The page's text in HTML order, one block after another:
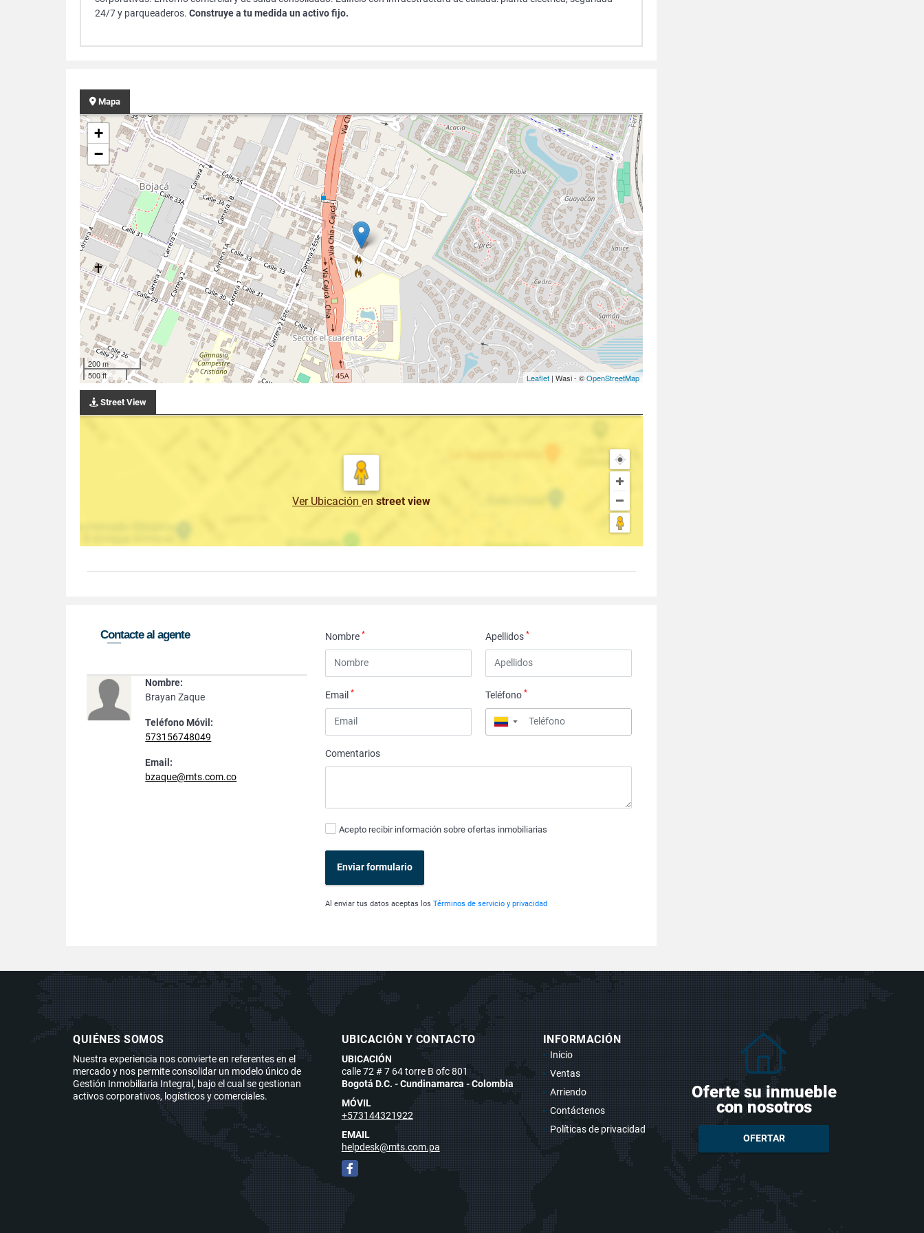
24/7 y parqueaderos. Construye a tu medida un activo fijo.
Mapa
+
−
200 m
500 ft
Leaflet | Wasi - ©OpenStreetMap
Street View
Ver Ubicación en street view
Contacte al agente
Nombre:
Brayan Zaque
Teléfono Móvil:
573156748049
Email:
bzaque@mts.com.co
Nombre* Apellidos*
Email* Teléfono*
▼
Comentarios
Acepto recibir información sobre ofertas inmobiliarias
Enviar formulario
Al enviar tus datos aceptas losTérminos de servicio y privacidad
QUIÉNES SOMOS
Nuestra experiencia nos convierte en referentes en el
mercado y nos permite consolidar un modelo único de
Gestión Inmobiliaria Integral, bajo el cual se gestionan
activos corporativos, logísticos y comerciales.
UBICACIÓN Y CONTACTO
UBICACIÓN
calle 72 # 7 64 torre B ofc 801
Bogotá D.C. - Cundinamarca - Colombia
MÓVIL
+573144321922
EMAIL
helpdesk@mts.com.pa
Facebook
INFORMACIÓN
Inicio
Ventas
Arriendo
Contáctenos
Políticas de privacidad
Oferte su inmueble
con nosotros
OFERTAR